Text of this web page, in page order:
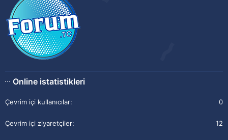
Online istatistikleri
Çevrim içi kullanıcılar 0
Çevrim içi ziyaretçiler 12